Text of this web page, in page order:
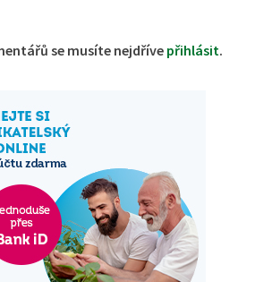
se musíte nejdříve přihlásit.